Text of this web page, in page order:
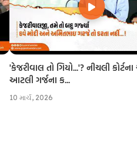
'કેજરીવાલ તો ગિયો...'? નીચલી કોર્ટના
આટલી ગર્જના ક...
10 માર્ચ, 2026